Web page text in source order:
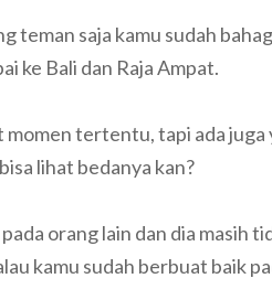
saja kamu sudah
ke Bali dan Raja Ampat.
tertentu, tapi ada juga
lihat bedanya kan?
orang lain dan dia masih
kamu sudah berbuat baik